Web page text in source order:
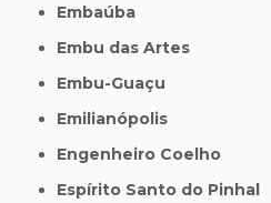
Embaúba
Embu das Artes
Embu-Guaçu
Emilianópolis
Engenheiro Coelho
Espírito Santo do Pinhal